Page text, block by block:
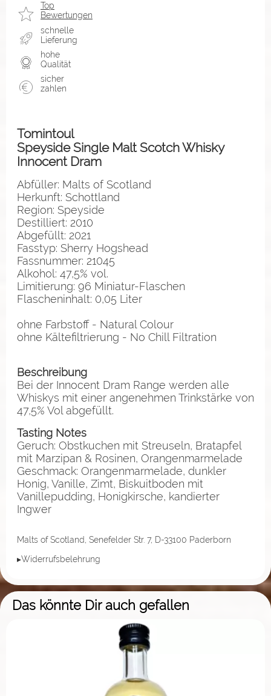
Top
Bewertungen
schnelle
Lieferung
hohe
Qualität
sicher
zahlen
Tomintoul
Speyside Single Malt Scotch Whisky
Innocent Dram
Abfüller: Malts of Scotland
Herkunft: Schottland
Region: Speyside
Destilliert: 2010
Abgefüllt: 2021
Fasstyp: Sherry Hogshead
Fassnummer: 21045
Alkohol: 47,5% vol.
Limitierung: 96 Miniatur-Flaschen
Flascheninhalt: 0,05 Liter
ohne Farbstoff - Natural Colour
ohne Kältefiltrierung - No Chill Filtration
Beschreibung
Bei der Innocent Dram Range werden alle
Whiskys mit einer angenehmen Trinkstärke von
47,5% Vol abgefüllt.
Tasting Notes
Geruch: Obstkuchen mit Streuseln, Bratapfel
mit Marzipan & Rosinen, Orangenmarmelade
Geschmack: Orangenmarmelade, dunkler
Honig, Vanille, Zimt, Biskuitboden mit
Vanillepudding, Honigkirsche, kandierter
Ingwer
Malts of Scotland, Senefelder Str. 7, D-33100 Paderborn
▸Widerrufsbelehrung
Das könnte Dir auch gefallen